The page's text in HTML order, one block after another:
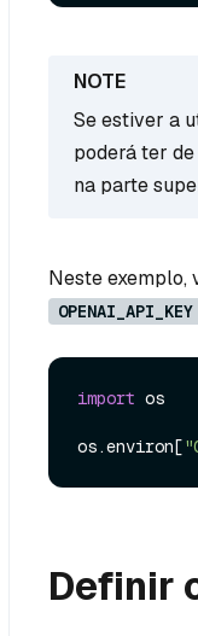
Se estiver a
poderá ter de
na parte
Neste exemplo,
OPENAI_API_KEY
import os
os.environ[
Definir